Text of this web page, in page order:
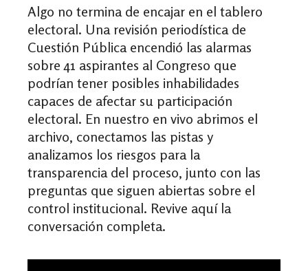
Algo no termina de encajar en el tablero
electoral. Una revisión periodística de
Cuestión Pública encendió las alarmas
sobre 41 aspirantes al Congreso que
podrían tener posibles inhabilidades
capaces de afectar su participación
electoral. En nuestro en vivo abrimos el
archivo, conectamos las pistas y
analizamos los riesgos para la
transparencia del proceso, junto con las
preguntas que siguen abiertas sobre el
control institucional. Revive aquí la
conversación completa.